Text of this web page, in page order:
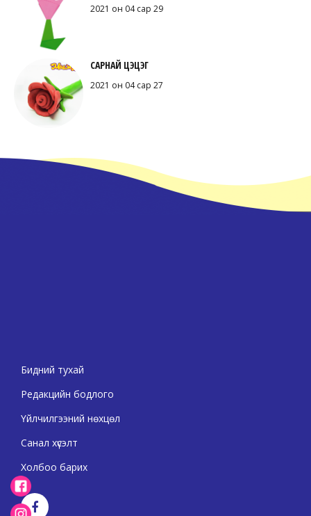
2021 он 04 сар 29
САРНАЙ ЦЭЦЭГ
2021 он 04 сар 27
Бидний тухай
Редакцийн бодлого
Үйлчилгээний нөхцөл
Санал хүсэлт
Холбоо барих